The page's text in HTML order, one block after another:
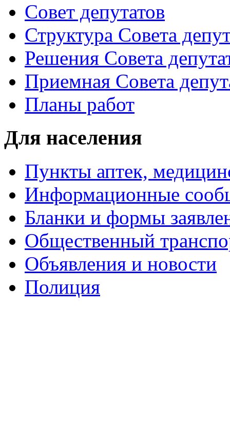
Совет депутатов
Структура Совета
Решения Совета
Приемная Совета
Планы работ
Для населения
Пункты аптек,
Информационные
Бланки и формы
Общественный
Объявления и новости
Полиция